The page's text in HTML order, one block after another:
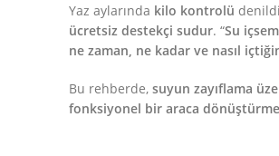
Yaz aylarında kilo kontrolü
ücretsiz destekçi sudur. “Su
ne zaman, ne kadar ve nasıl
Bu rehberde, suyun zayıflama
fonksiyonel bir araca